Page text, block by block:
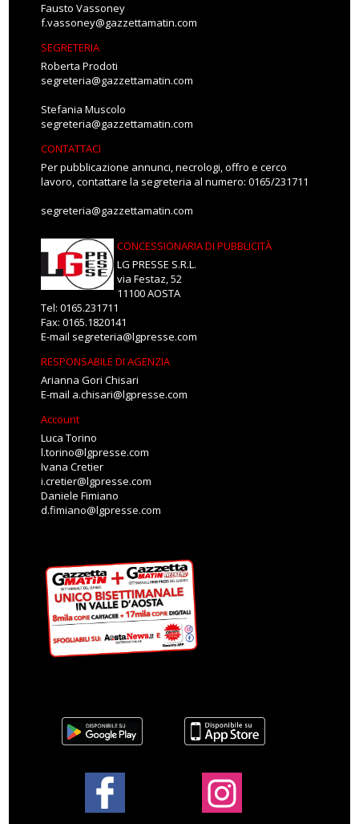
Fausto Vassoney
f.vassoney@gazzettamatin.com
SEGRETERIA
Roberta Prodoti
segreteria@gazzettamatin.com
Stefania Muscolo
segreteria@gazzettamatin.com
CONTATTACI
Per pubblicazione annunci, necrologi, offro e cerco
lavoro, contattare la segreteria al numero: 0165/231711
segreteria@gazzettamatin.com
CONCESSIONARIA DI PUBBLICITÀ
LG PRESSE S.R.L.
via Festaz, 52
11100 AOSTA
Tel: 0165.231711
Fax: 0165.1820141
E-mail segreteria@lgpresse.com
RESPONSABILE DI AGENZIA
Arianna Gori Chisari
E-mail a.chisari@lgpresse.com
Account
Luca Torino
l.torino@lgpresse.com
Ivana Cretier
i.cretier@lgpresse.com
Daniele Fimiano
d.fimiano@lgpresse.com